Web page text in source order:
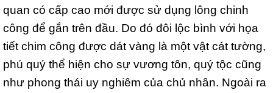
quan có cấp cao mới được sử dụng lông chinh
công để gắn trên đầu. Do đó đôi lộc bình với họa
tiết chim công được dát vàng là một vật cát tường,
phú quý thể hiện cho sự vương tôn, quý tộc cũng
như phong thái uy nghiêm của chủ nhân. Ngoài ra